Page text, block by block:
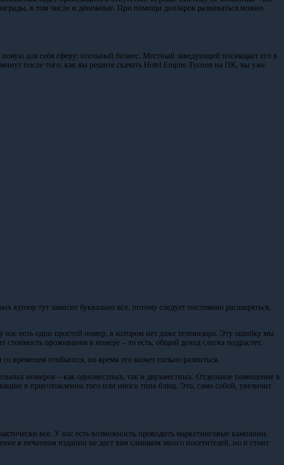
в том числе и денежные. При помощи долларов развиваться можно
для себя сферу: отельный бизнес. Местный заведующий посвящает его в
после того, как вы решите скачать Hotel Empire Tycoon на ПК, вы уже
тут зависит буквально все, потому следует постоянно расширяться,
есть один простой номер, в котором нет даже телевизора. Эту ошибку мы
проживания в номере – то есть, общий доход слегка подрастет.
временем отобьются, но время это может сильно разниться.
номеров – как одноместных, так и двухместных. Отдельное помещение в
в приготовлении того или иного типа блюд. Это, само собой, увеличит
все. У нас есть возможность проводить маркетинговые кампании.
в печатном издании не даст вам слишком много посетителей, но и стоит